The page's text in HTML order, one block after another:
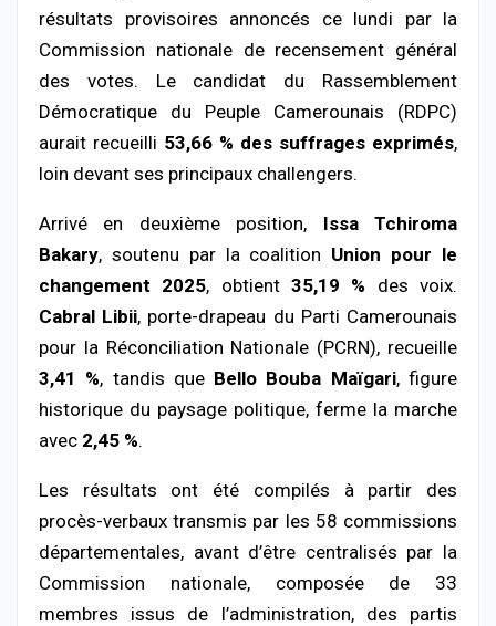
résultats provisoires annoncés ce lundi par la
Commission nationale de recensement général
des votes. Le candidat du Rassemblement
Démocratique du Peuple Camerounais (RDPC)
aurait recueilli 53,66 % des suffrages exprimés,
loin devant ses principaux challengers.
Arrivé en deuxième position, Issa Tchiroma
Bakary, soutenu par la coalition Union pour le
changement 2025, obtient35,19 % des voix.
Cabral Libii, porte-drapeau du Parti Camerounais
pour la Réconciliation Nationale (PCRN), recueille
3,41 %, tandis que Bello Bouba Maïgari, figure
historique du paysage politique, ferme la marche
avec 2,45 %.
Les résultats ont été compilés à partir des
procès-verbaux transmis par les 58 commissions
départementales, avant d’être centralisés par la
Commission nationale, composée de 33
membres issus de l’administration, des partis